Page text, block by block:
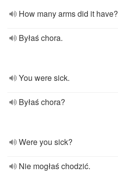
How many arms did it have?
Byłaś chora.
You were sick.
Byłaś chora?
Were you sick?
Nie mogłaś chodzić.